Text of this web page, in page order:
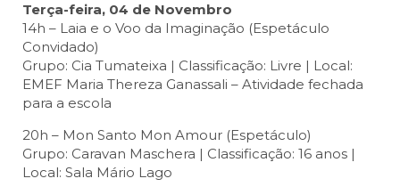
Terça-feira, 04 de Novembro
14h – Laia e o Voo da Imaginação (Espetáculo
Convidado)
Grupo: Cia Tumateixa | Classificação: Livre | Local:
EMEF Maria Thereza Ganassali – Atividade fechada
para a escola
20h – Mon Santo Mon Amour (Espetáculo)
Grupo: Caravan Maschera | Classificação: 16 anos |
Local: Sala Mário Lago